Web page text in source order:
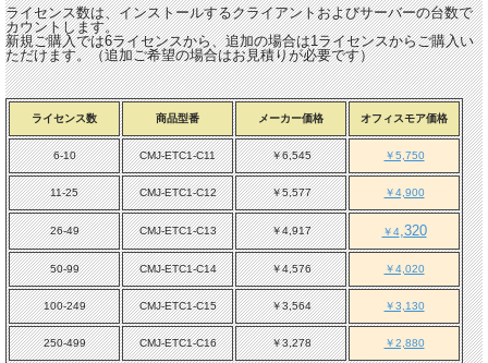
ライセンス数は、インストールするクライアントおよびサーバーの台数で
カウントします。
新規ご購入では6ライセンスから、追加の場合は1ライセンスからご購入い
ただけます。（追加ご希望の場合はお見積りが必要です）
ライセンス数 商品型番 メーカー価格 オフィスモア価格
6-10 CMJ-ETC1-C11 ￥6,545 ￥5,750
11-25 CMJ-ETC1-C12 ￥5,577 ￥4,900
26-49 CMJ-ETC1-C13 ￥4,917 ￥4, 320
50-99 CMJ-ETC1-C14 ￥4,576 ￥4,020
100-249 CMJ-ETC1-C15 ￥3,564 ￥3,130
250-499 CMJ-ETC1-C16 ￥3,278 ￥2,880